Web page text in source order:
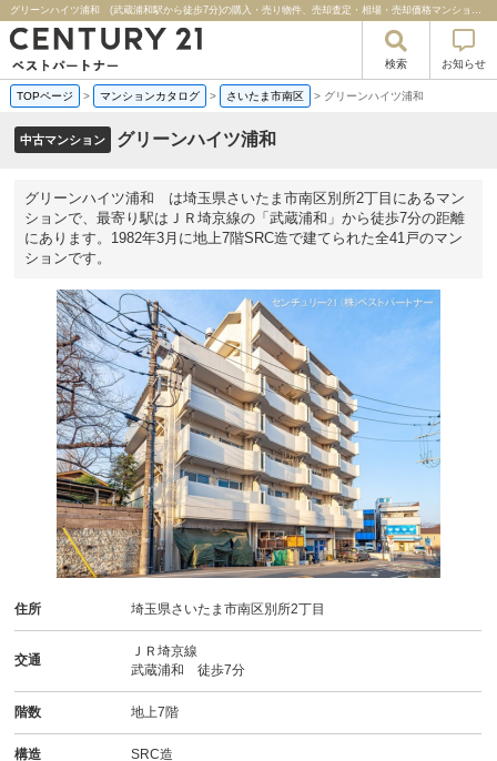
グリーンハイツ浦和 (武蔵浦和駅から徒歩7分)の購入・売り物件、売却査定・相場・売却価格マンション情報｜センチュリー２１ベストパートナー
検索 お知らせ
TOPページ > マンションカタログ > さいたま市南区 > グリーンハイツ浦和
中古マンション グリーンハイツ浦和
グリーンハイツ浦和 は埼玉県さいたま市南区別所2丁目にあるマン
ションで、最寄り駅はＪＲ埼京線の「武蔵浦和」から徒歩7分の距離
にあります。1982年3月に地上7階SRC造で建てられた全41戸のマン
ションです。
住所 埼玉県さいたま市南区別所2丁目
交通
ＪＲ埼京線
武蔵浦和 徒歩7分
階数 地上7階
構造 SRC造